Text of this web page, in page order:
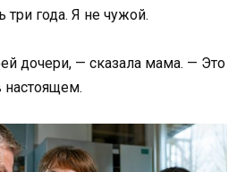
года. Я не чужой.
дочери, — сказала мама. — Это